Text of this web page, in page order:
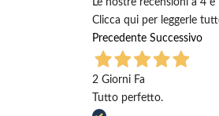
Le nostre recensioni a 4 e
Clicca qui per leggerle
Precedente Successivo
2 Giorni Fa
Tutto perfetto.